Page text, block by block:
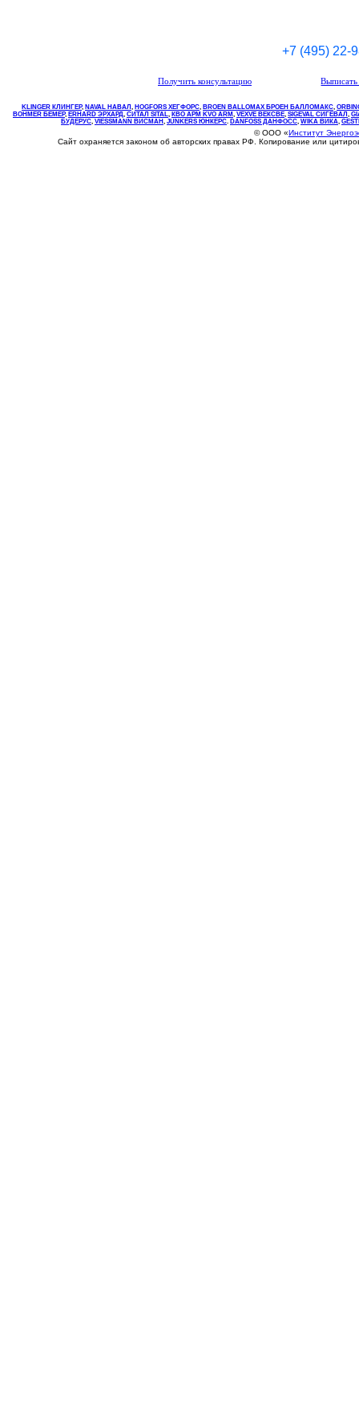
+7 (495) 22-
Получить консультацию
KLINGER КЛИНГЕР, NAVAL НАВАЛ , НOGFORS ХЕГФОРС, BROEN BALLOMAX БРОЕН БАЛЛОМАКС,
BOHMER БЕМЕР, ERHARD ЭРХАРД, СИТАЛ SITAL, КВО АРМ KVO ARM, VEXVE ВЕКСВЕ, SIGEVAL СИГЕВАЛ ,
БУДЕРУС, VIESSMANN ВИСМАН , JUNKERS ЮНКЕРС. DANFOSS ДАНФОСС, WIKA ВИКА,
© ООО «Институт
Сайт охраняется законом об авторских правах РФ. Копирование или